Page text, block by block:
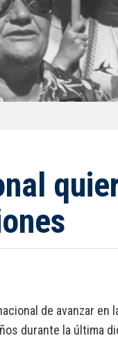
de avanzar en
durante la última